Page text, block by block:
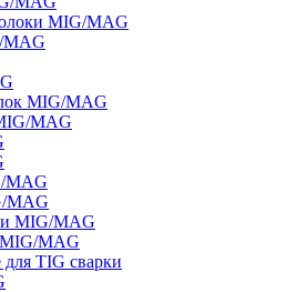
MIG/MAG
MAG
MIG/MAG
MAG
MAG
MAG
MIG/MAG
MAG
TIG сварки